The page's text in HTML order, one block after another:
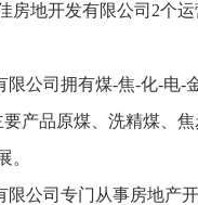
房地开发有限公司2个
限公司拥有煤-焦-化-电-
产品原煤、洗精煤、
。
限公司专门从事房地产